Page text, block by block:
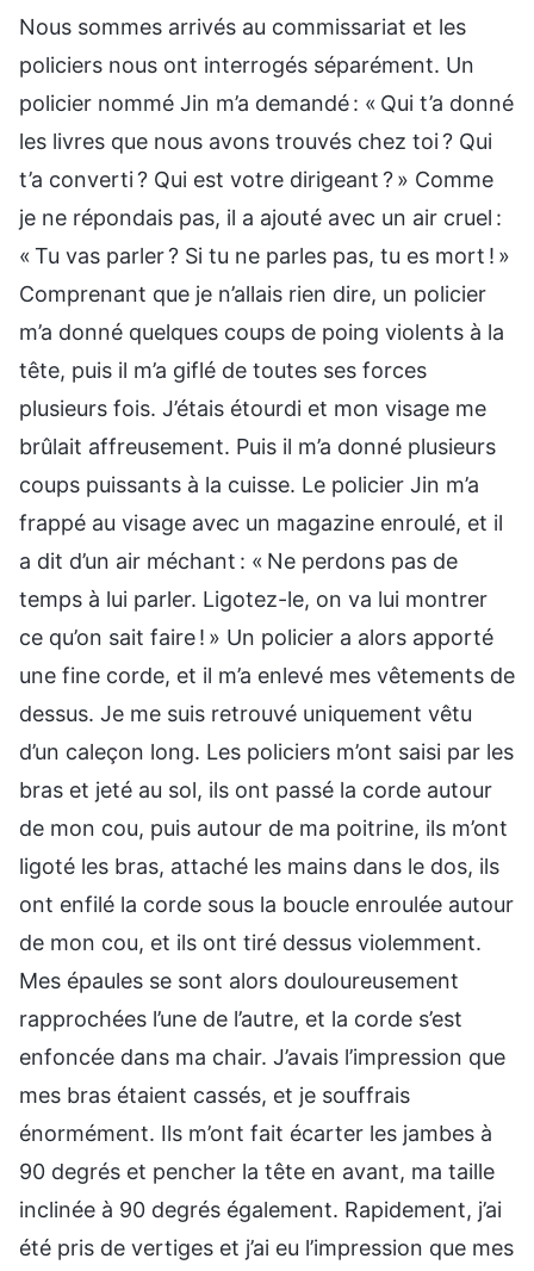
Nous sommes arrivés au commissariat et les
policiers nous ont interrogés séparément. Un
policier nommé Jin m’a demandé : « Qui t’a donné
les livres que nous avons trouvés chez toi ? Qui
t’a converti ? Qui est votre dirigeant ? » Comme
je ne répondais pas, il a ajouté avec un air cruel :
« Tu vas parler ? Si tu ne parles pas, tu es mort ! »
Comprenant que je n’allais rien dire, un policier
m’a donné quelques coups de poing violents à la
tête, puis il m’a giflé de toutes ses forces
plusieurs fois. J’étais étourdi et mon visage me
brûlait affreusement. Puis il m’a donné plusieurs
coups puissants à la cuisse. Le policier Jin m’a
frappé au visage avec un magazine enroulé, et il
a dit d’un air méchant : « Ne perdons pas de
temps à lui parler. Ligotez-le, on va lui montrer
ce qu’on sait faire ! » Un policier a alors apporté
une fine corde, et il m’a enlevé mes vêtements de
dessus. Je me suis retrouvé uniquement vêtu
d’un caleçon long. Les policiers m’ont saisi par les
bras et jeté au sol, ils ont passé la corde autour
de mon cou, puis autour de ma poitrine, ils m’ont
ligoté les bras, attaché les mains dans le dos, ils
ont enfilé la corde sous la boucle enroulée autour
de mon cou, et ils ont tiré dessus violemment.
Mes épaules se sont alors douloureusement
rapprochées l’une de l’autre, et la corde s’est
enfoncée dans ma chair. J’avais l’impression que
mes bras étaient cassés, et je souffrais
énormément. Ils m’ont fait écarter les jambes à
90 degrés et pencher la tête en avant, ma taille
inclinée à 90 degrés également. Rapidement, j’ai
été pris de vertiges et j’ai eu l’impression que mes